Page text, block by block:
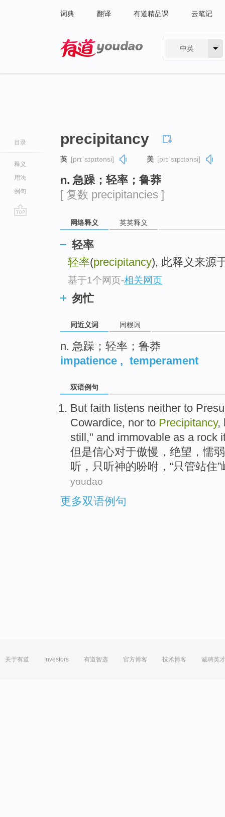
词典 翻译 有道精品课 云笔记
中英
目录
释义
用法
例句
precipitancy
英 [prɪˈsɪpɪtənsi] 美 [prɪˈsɪpɪtənsi]
n. 急躁；轻率；鲁莽
[ 复数 precipitancies ]
网络释义 英英释义
轻率
轻率(precipitancy), 此释义来源
基于1个网页-相关网页
匆忙
同近义词 同根词
n. 急躁；轻率；鲁莽
impatience , temperament
双语例句
But faith listens neither to
Cowardice, nor to Precipitancy,
still ," and immovable as a rock
但是信心对于傲慢 ， 绝望 ，懦弱
听 ， 只听神的吩咐 ，“只管站住”
youdao
更多双语例句
关于有道 Investors 有道智选 官方博客 技术博客 诚聘英才